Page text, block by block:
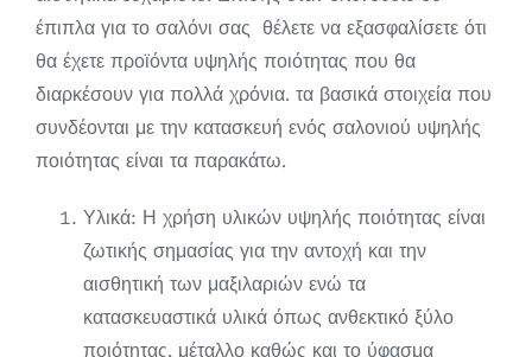
έπιπλα για το σαλόνι σας θέλετε να εξασφαλίσετε ότι
θα έχετε προϊόντα υψηλής ποιότητας που θα
διαρκέσουν για πολλά χρόνια. τα βασικά στοιχεία που
συνδέονται με την κατασκευή ενός σαλονιού υψηλής
ποιότητας είναι τα παρακάτω.
Υλικά: Η χρήση υλικών υψηλής ποιότητας είναι
ζωτικής σημασίας για την αντοχή και την
αισθητική των μαξιλαριών ενώ τα
κατασκευαστικά υλικά όπως ανθεκτικό ξύλο
ποιότητας, μέταλλο καθώς και το ύφασμα